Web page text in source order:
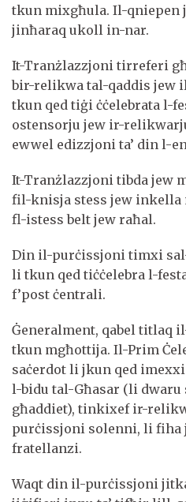
tkun mixgħula. Il-qniepen
jinħaraq ukoll in-nar.
It-Tranżlazzjoni tirreferi
bir-relikwa tal-qaddis jew
tkun qed tiġi ċċelebrata l-
ostensorju jew ir-
ewwel edizzjoni ta’ din l-
It-Tranżlazzjoni tibda jew
fil-knisja stess jew inkella
fl-istess belt jew raħal.
Din il-purċissjoni timxi
li tkun qed tiċċelebra l-
f’post ċentrali.
Ġeneralment, qabel titlaq
tkun mgħottija. Il-Prim
saċerdot li jkun qed
l-bidu tal-Għasar (li
għaddiet), tinkixef ir-
purċissjoni solenni, li fiha
fratellanzi.
Waqt din il-purċissjoni